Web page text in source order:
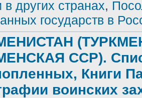
в других странах,
государств в
ССР).
Книги
воинских